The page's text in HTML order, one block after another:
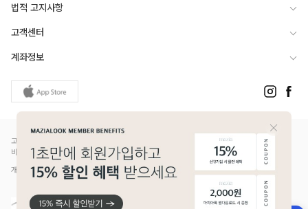
법적 고지사항
고객센터
계좌정보
고객님은 안전거래를 위해 현금 등으로 결제 시 저희 쇼핑몰에서 가입한 PG사의 구매안전서
비스를 이용하실 수 있습니다.
개인정보보호배상책임보험(Ⅱ) 가입 - 메리츠화재 증권번호 14610-1327